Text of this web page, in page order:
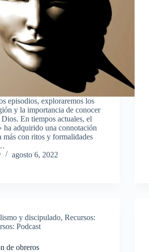
episodios, exploraremos los
y la importancia de conocer
En tiempos actuales, el
ha adquirido una connotación
más con ritos y formalidades
agosto 6, 2022
y discipulado, Recursos:
Podcast
de obreros